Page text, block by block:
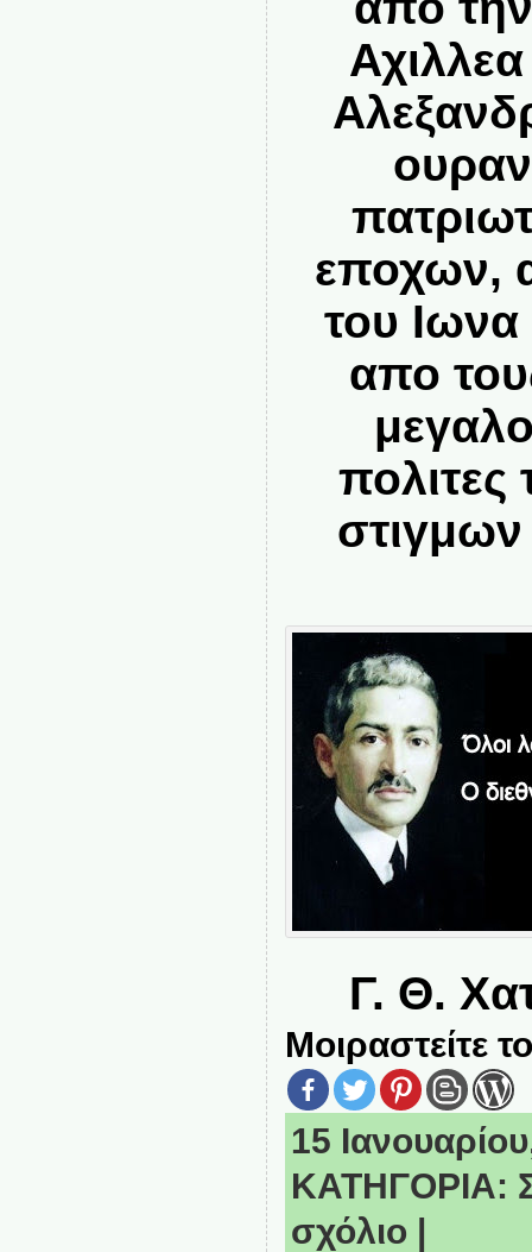
εποχων,
του
απο
πολιτες
στιγμων
Γ. Θ.
Μοιραστείτε
15
ΚΑΤΗΓΟΡΙΑ:
σχόλιο |